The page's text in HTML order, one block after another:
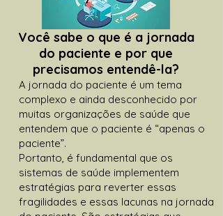
Você sabe o que é a jornada
do paciente e por que
precisamos entendê-la?
A jornada do paciente é um tema
complexo e ainda desconhecido por
muitas organizações de saúde que
entendem que o paciente é “apenas o
paciente”.
Portanto, é fundamental que os
sistemas de saúde implementem
estratégias para reverter essas
fragilidades e essas lacunas na jornada